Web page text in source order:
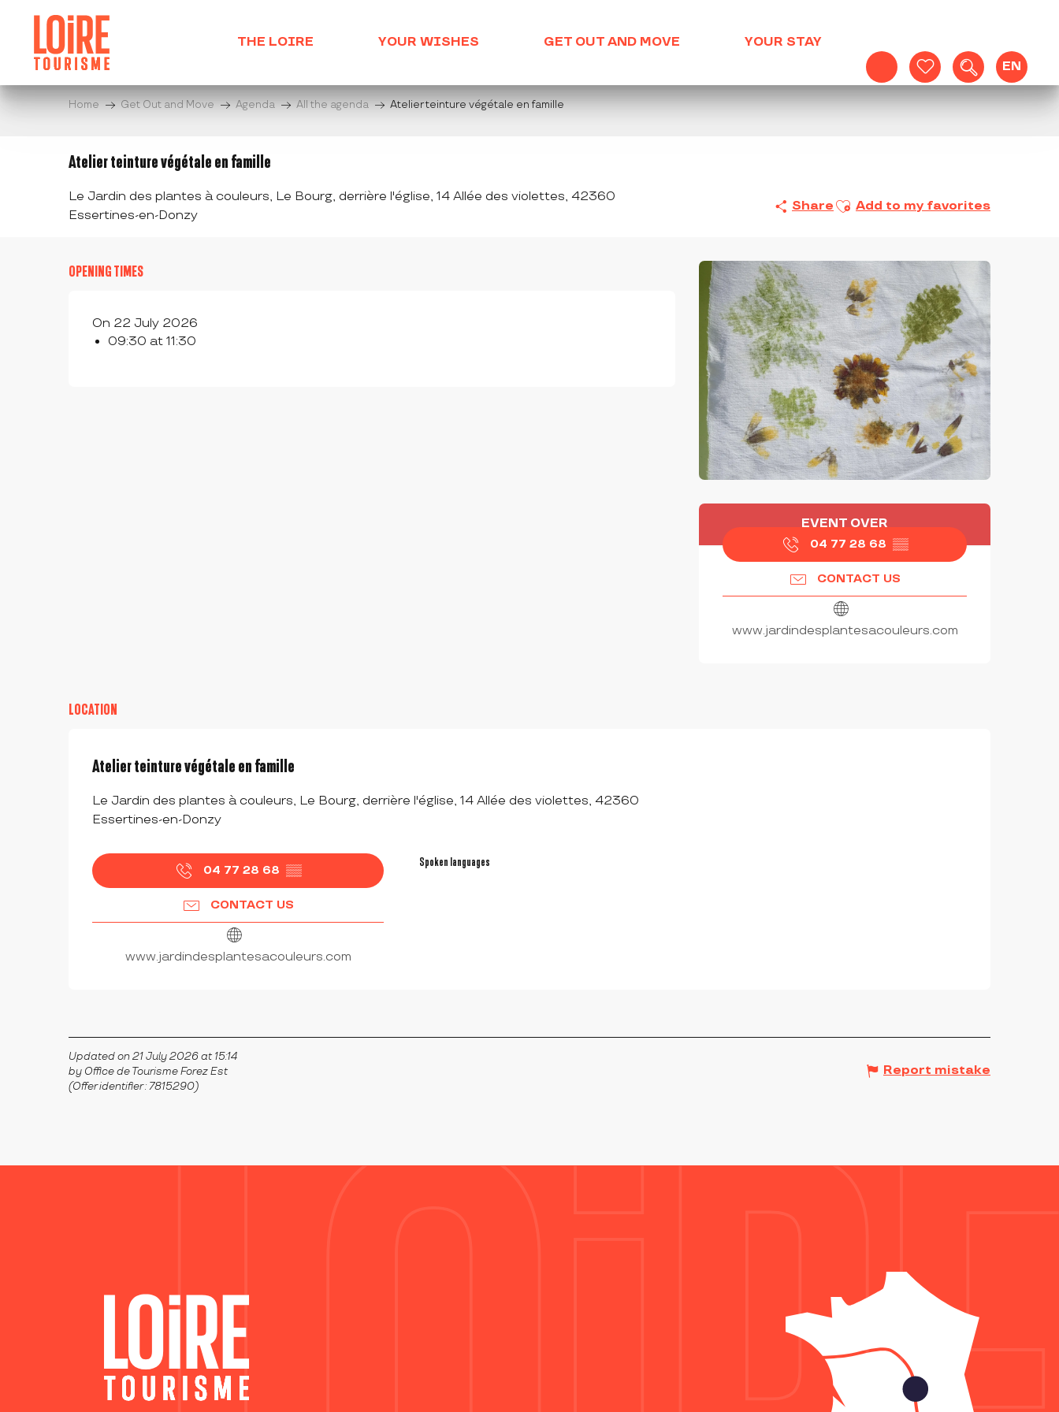
contenu
principal
Voir les favoris
Search
EN
THE LOIRE YOUR WISHES GET OUT AND MOVE YOUR STAY
Home Get Out and Move Agenda All the agenda Atelier teinture végétale en famille
Atelier teinture végétale en famille
Le Jardin des plantes à couleurs, Le Bourg, derrière l'église, 14 Allée des violettes, 42360
Essertines-en-Donzy
Share Ajouter aux favoris
Add to my favorites
OPENING HOURS &
EVENT OVER
04 77 28 68 ▒▒
CONTACT US
www.jardindesplantesacouleurs.com
OPENING TIMES
On 22 July 2026
09:30 at 11:30
LOCATION
Atelier teinture végétale en famille
Le Jardin des plantes à couleurs, Le Bourg, derrière l'église, 14 Allée des violettes, 42360
Essertines-en-Donzy
04 77 28 68 ▒▒
CONTACT US
www.jardindesplantesacouleurs.com
Spoken languages
Spoken languages
Updated on 21 July 2026 at 15:14
by Office de Tourisme Forez Est
(Offer identifier :7815290)
Report mistake